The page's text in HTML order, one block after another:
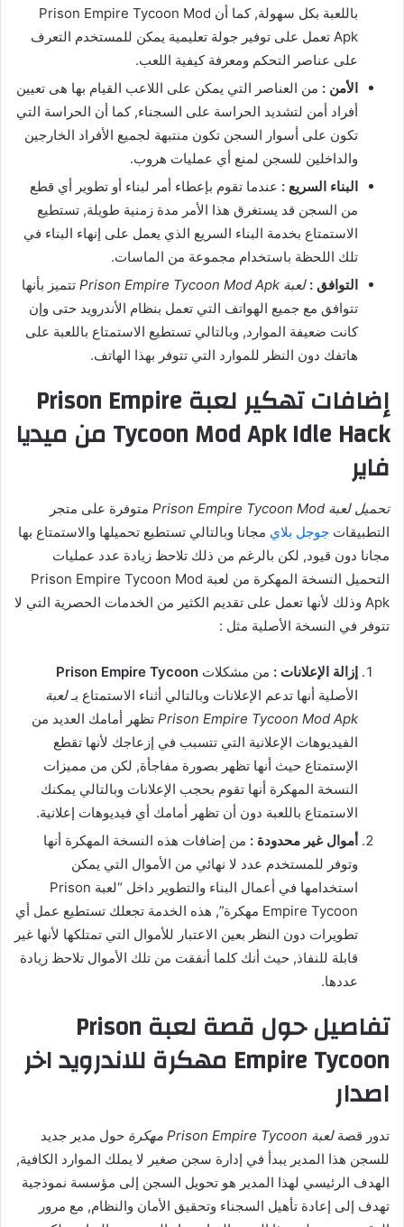
باللعبة بكل سهولة, كما أن Prison Empire Tycoon Mod
Apk تعمل على توفير جولة تعليمية يمكن للمستخدم التعرف
على عناصر التحكم ومعرفة كيفية اللعب.
الأمن : من العناصر التي يمكن على اللاعب القيام بها هى تعيين
أفراد أمن لتشديد الحراسة على السجناء, كما أن الحراسة التي
تكون على أسوار السجن تكون منتبهة لجميع الأفراد الخارجين
والداخلين للسجن لمنع أي عمليات هروب.
البناء السريع : عندما تقوم بإعطاء أمر لبناء أو تطوير أي قطع
من السجن قد يستغرق هذا الأمر مدة زمنية طويلة, تستطيع
الاستمتاع بخدمة البناء السريع الذي يعمل على إنهاء البناء في
تلك اللحظة باستخدام مجموعة من الماسات.
التوافق : لعبة Prison Empire Tycoon Mod Apk
تتميز بأنها
تتوافق مع جميع الهواتف التي تعمل بنظام الأندرويد حتى وإن
كانت ضعيفة الموارد, وبالتالي تستطيع الاستمتاع باللعبة على
هاتفك دون النظر للموارد التي تتوفر بهذا الهاتف.
إضافات تهكير لعبة Prison Empire
Tycoon Mod Apk Idle Hack من ميديا
فاير
تحميل لعبة Prison Empire Tycoon Mod
متوفرة على متجر
التطبيقات جوجل بلاي مجانا وبالتالي تستطيع تحميلها والاستمتاع بها
مجانا دون قيود, لكن بالرغم من ذلك تلاحظ زيادة عدد عمليات
التحميل النسخة المهكرة من لعبة Prison Empire Tycoon Mod
Apk وذلك لأنها تعمل على تقديم الكثير من الخدمات الحصرية التي لا
تتوفر في النسخة الأصلية مثل :
إزالة الإعلانات : من مشكلات Prison Empire Tycoon
الأصلية أنها تدعم الإعلانات وبالتالي أثناء الاستمتاع بـلعبة
Prison Empire Tycoon Mod Apk تظهر أمامك العديد من
الفيديوهات الإعلانية التي تتسبب في إزعاجك لأنها تقطع
الإستمتاع حيث أنها تظهر بصورة مفاجأة, لكن من مميزات
النسخة المهكرة أنها تقوم بحجب الإعلانات وبالتالي يمكنك
الاستمتاع باللعبة دون أن تظهر أمامك أي فيديوهات إعلانية.
أموال غير محدودة : من إضافات هذه النسخة المهكرة أنها
وتوفر للمستخدم عدد لا نهائي من الأموال التي يمكن
استخدامها في أعمال البناء والتطوير داخل “لعبة Prison
Empire Tycoon مهكرة”, هذه الخدمة تجعلك تستطيع عمل أي
تطويرات دون النظر بعين الاعتبار للأموال التي تمتلكها لأنها غير
قابلة للنفاذ, حيث أنك كلما أنفقت من تلك الأموال تلاحظ زيادة
عددها.
تفاصيل حول قصة لعبة Prison
Empire Tycoon مهكرة للاندرويد اخر
اصدار
تدور قصةلعبة Prison Empire Tycoon مهكرة
حول مدير جديد
للسجن هذا المدير يبدأ في إدارة سجن صغير لا يملك الموارد الكافية,
الهدف الرئيسي لهذا المدير هو تحويل السجن إلى مؤسسة نموذجية
تهدف إلى إعادة تأهيل السجناء وتحقيق الأمان والنظام, مع مرور